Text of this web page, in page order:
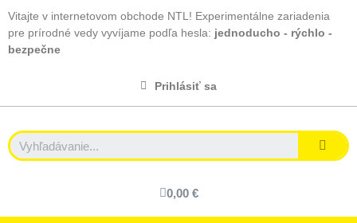
Vitajte v internetovom obchode NTL! Experimentálne zariadenia
pre prírodné vedy vyvíjame podľa hesla: jednoducho - rýchlo -
bezpečne
Prihlásiť sa
0,00 €